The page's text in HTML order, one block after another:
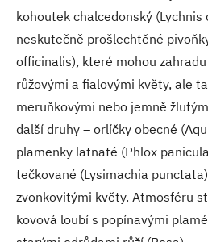
kohoutek chalcedonský (Lychnis
neskutečně prošlechtěné
officinalis), které mohou
růžovými a fialovými květy, ale
meruňkovými nebo jemně
další druhy – orlíčky obecné
plamenky latnaté (Phlox
tečkované (Lysimachia
zvonkovitými květy. Atmosféru
kovová loubí s popínavými